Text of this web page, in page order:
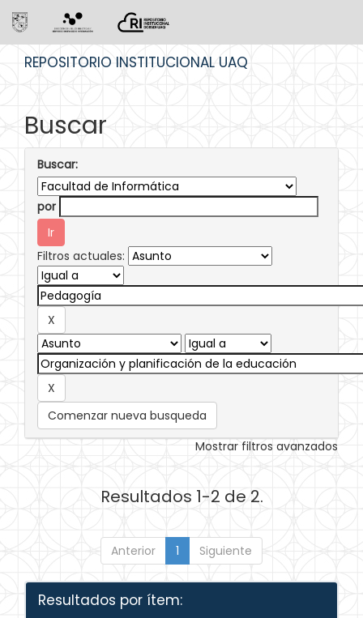
REPOSITORIO INSTITUCIONAL UAQ
Buscar
Buscar:
por
Filtros actuales:
Comenzar nueva busqueda
Mostrar filtros avanzados
Resultados 1-2 de 2.
Anterior 1 Siguiente
Resultados por ítem: